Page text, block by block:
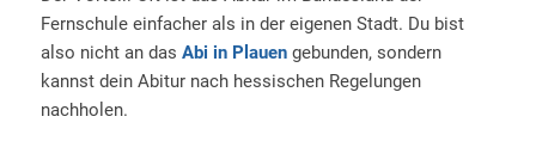
Fernschule einfacher als in der eigenen Stadt. Du bist
also nicht an das Abi in Plauengebunden, sondern
kannst dein Abitur nach hessischen Regelungen
nachholen.